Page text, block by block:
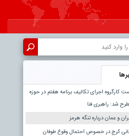
کارگروه اجرای تکالیف برنامه هفتم در حوزه
شد: راهبری فنا
و عمان درباره تنگه هرمز
کرج در خصوص احتمال وقوع طوفان